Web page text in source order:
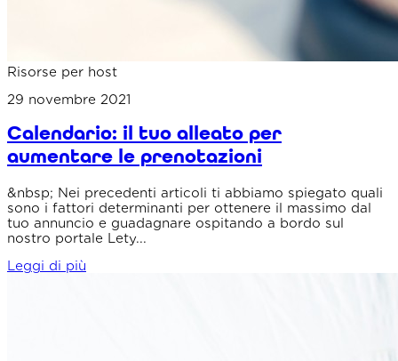
Risorse per host
29 novembre 2021
Calendario: il tuo alleato per
aumentare le prenotazioni
&nbsp; Nei precedenti articoli ti abbiamo spiegato quali
sono i fattori determinanti per ottenere il massimo dal
tuo annuncio e guadagnare ospitando a bordo sul
nostro portale Lety...
Leggi di più